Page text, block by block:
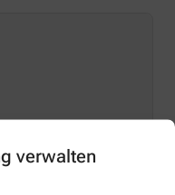
verwalten